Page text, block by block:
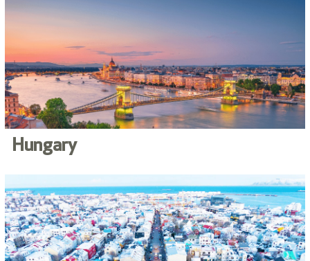
Hungary